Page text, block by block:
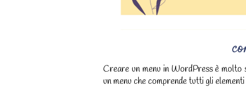
Creare un menu in WordPress è molto
un menu che comprende tutti gli